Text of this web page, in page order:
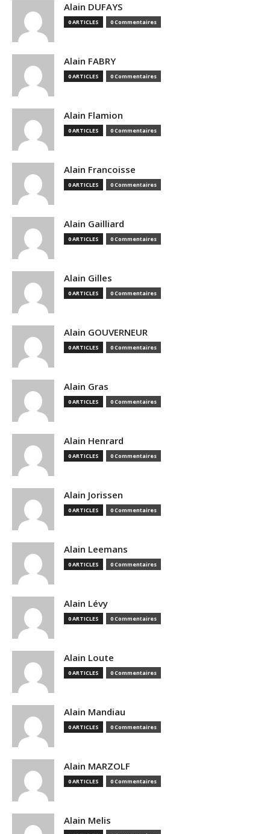
Alain DUFAYS
0 ARTICLES 0 Commentaires
Alain FABRY
0 ARTICLES 0 Commentaires
Alain Flamion
0 ARTICLES 0 Commentaires
Alain Francoisse
0 ARTICLES 0 Commentaires
Alain Gailliard
0 ARTICLES 0 Commentaires
Alain Gilles
0 ARTICLES 0 Commentaires
Alain GOUVERNEUR
0 ARTICLES 0 Commentaires
Alain Gras
0 ARTICLES 0 Commentaires
Alain Henrard
0 ARTICLES 0 Commentaires
Alain Jorissen
0 ARTICLES 0 Commentaires
Alain Leemans
0 ARTICLES 0 Commentaires
Alain Lévy
0 ARTICLES 0 Commentaires
Alain Loute
0 ARTICLES 0 Commentaires
Alain Mandiau
0 ARTICLES 0 Commentaires
Alain MARZOLF
0 ARTICLES 0 Commentaires
Alain Melis